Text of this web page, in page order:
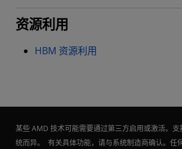
资源利用
HBM 资源利用
某些 AMD 技术可能需要通过第三方启用或激活。
统而异。 有关具体功能，请与系统制造商确认。任